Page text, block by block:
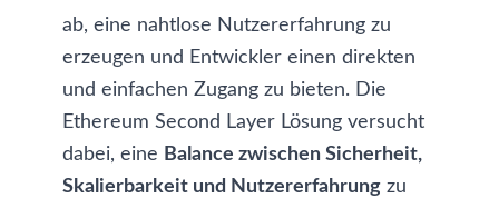
ab, eine nahtlose Nutzererfahrung zu
erzeugen und Entwickler einen direkten
und einfachen Zugang zu bieten. Die
Ethereum Second Layer Lösung versucht
dabei, eine Balance zwischen Sicherheit,
Skalierbarkeit und Nutzererfahrung zu